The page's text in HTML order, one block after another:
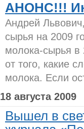
АНОНС!!!
Андрей
сырья на 2009
молока-сырья в
от того, какие
молока. Если
18 августа 2009
Вышел в